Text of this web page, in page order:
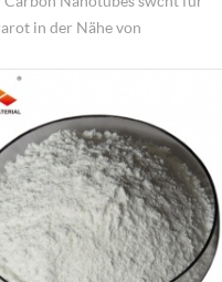
in der Nähe von
und hoher Qualität von
International Group Ltd.